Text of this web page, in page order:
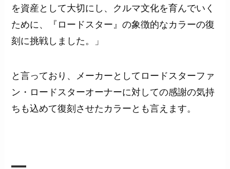
を資産として大切にし、クルマ文化を育んでいく
ために、『ロードスター』の象徴的なカラーの復
刻に挑戦しました。」
と言っており、メーカーとしてロードスターファ
ン・ロードスターオーナーに対しての感謝の気持
ちも込めて復刻させたカラーとも言えます。